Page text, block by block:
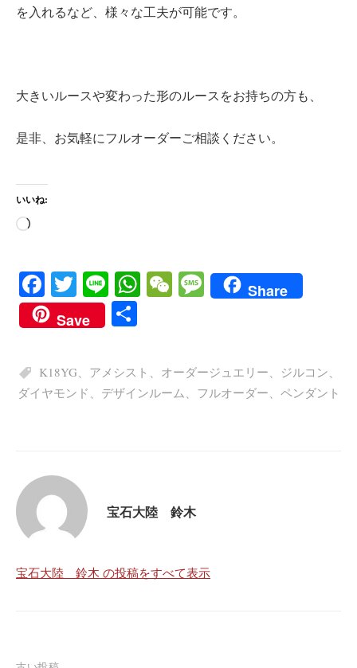
を入れるなど、様々な工夫が可能です。
大きいルースや変わった形のルースをお持ちの方も、
是非、お気軽にフルオーダーご相談ください。
いいね:
読
込
み
中…
Fa
ce
bo
ok
T
wi
tte
Li
ne
W
A
pp
W
ha
t
M
es
ge
Share
Save
K18YG アメシスト オーダージュエリー ジルコン
ダイヤモンド 、 デザインルーム、 フルオーダー、 ペンダント
宝石大陸 鈴木
宝石大陸 鈴木 の投稿をすべて表示